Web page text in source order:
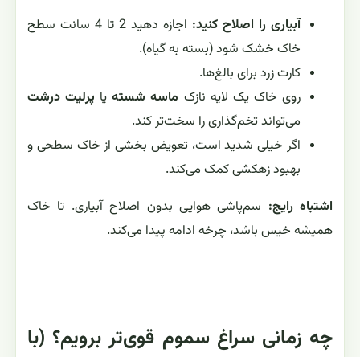
آبیاری را اصلاح کنید:
اجازه دهید 2 تا 4 سانت سطح
خاک خشک شود (بسته به گیاه).
کارت زرد برای بالغ‌ها.
روی خاک یک لایه نازک ماسه شستهیا پرلیت درشت
می‌تواند تخم‌گذاری را سخت‌تر کند.
اگر خیلی شدید است، تعویض بخشی از خاک سطحی و
بهبود زهکشی کمک می‌کند.
اشتباه رایج: سم‌پاشی هوایی بدون اصلاح آبیاری. تا خاک
همیشه خیس باشد، چرخه ادامه پیدا می‌کند.
چه زمانی سراغ سموم قوی‌تر برویم؟ (با